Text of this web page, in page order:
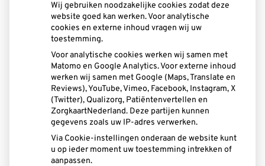
08:30tot
- 12:15
13:00tot
- 17:00
Zaterdag:
U heeft geen toestemming gegeven voor
externe inhoud
zien.
Cookie-instellingen wijzigen
Wij gebruiken noodzakelijke cookies zodat deze
website goed kan werken. Voor analytische
cookies en externe inhoud vragen wij uw
toestemming.
Voor analytische cookies werken wij samen met
Matomo en Google Analytics. Voor externe inhoud
werken wij samen met Google (Maps, Translate en
Reviews), YouTube, Vimeo, Facebook, Instagram, X
(Twitter), Qualizorg, Patiëntenvertellen en
ZorgkaartNederland. Deze partijen kunnen
gegevens zoals uw IP-adres verwerken.
Via Cookie-instellingen onderaan de website kunt
u op ieder moment uw toestemming intrekken of
aanpassen.